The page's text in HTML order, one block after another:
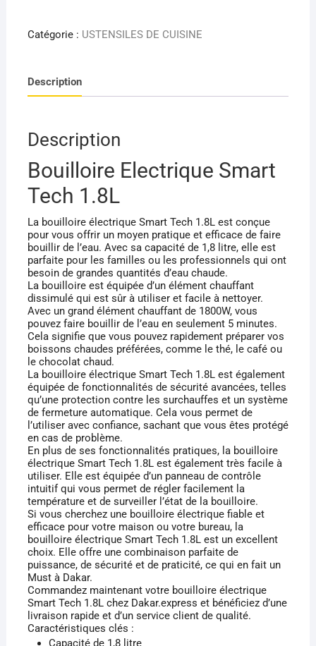
Electrique
1.8L
Catégorie : USTENSILES DE CUISINE
Description
Description
Bouilloire Electrique Smart
Tech 1.8L
La bouilloire électrique Smart Tech 1.8L est conçue
pour vous offrir un moyen pratique et efficace de faire
bouillir de l’eau. Avec sa capacité de 1,8 litre, elle est
parfaite pour les familles ou les professionnels qui ont
besoin de grandes quantités d’eau chaude.
La bouilloire est équipée d’un élément chauffant
dissimulé qui est sûr à utiliser et facile à nettoyer.
Avec un grand élément chauffant de 1800W, vous
pouvez faire bouillir de l’eau en seulement 5 minutes.
Cela signifie que vous pouvez rapidement préparer vos
boissons chaudes préférées, comme le thé, le café ou
le chocolat chaud.
La bouilloire électrique Smart Tech 1.8L est également
équipée de fonctionnalités de sécurité avancées, telles
qu’une protection contre les surchauffes et un système
de fermeture automatique. Cela vous permet de
l’utiliser avec confiance, sachant que vous êtes protégé
en cas de problème.
En plus de ses fonctionnalités pratiques, la bouilloire
électrique Smart Tech 1.8L est également très facile à
utiliser. Elle est équipée d’un panneau de contrôle
intuitif qui vous permet de régler facilement la
température et de surveiller l’état de la bouilloire.
Si vous cherchez une bouilloire électrique fiable et
efficace pour votre maison ou votre bureau, la
bouilloire électrique Smart Tech 1.8L est un excellent
choix. Elle offre une combinaison parfaite de
puissance, de sécurité et de praticité, ce qui en fait un
Must à Dakar.
Commandez maintenant votre bouilloire électrique
Smart Tech 1.8L chez Dakar.express et bénéficiez d’une
livraison rapide et d’un service client de qualité.
Caractéristiques clés :
Capacité de 1,8 litre